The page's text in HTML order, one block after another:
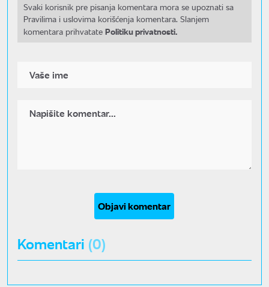
Svaki korisnik pre pisanja komentara mora se upoznati sa
Pravilima i uslovima korišćenja komentara. Slanjem
komentara prihvatate Politiku privatnosti.
Objavi komentar
Komentari (0)